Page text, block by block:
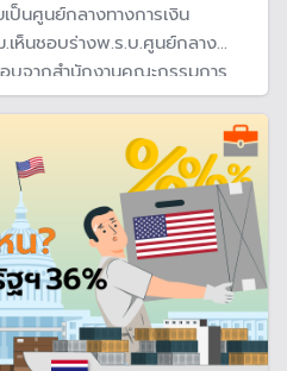
ป็นศูนย์กลางทางการเงิน
ห็นชอบร่างพ.ร.บ.ศูนย์กลาง
บจากสำนักงานคณะกรรมการ
ผู้แทนราษฎร ขณะที่ ธปท.ห่วง
แนะกำกับดูแลให้รอบคอบ ต้อง
ศ